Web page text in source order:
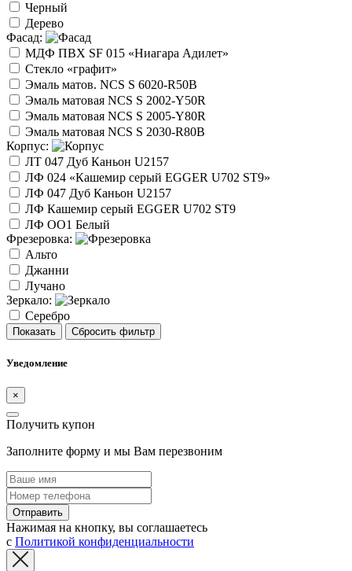
Черный
Дерево
Фасад:
МДФ ПВХ SF 015 «Ниагара Адилет»
Стекло «графит»
Эмаль матов. NCS S 6020-R50B
Эмаль матовая NCS S 2002-Y50R
Эмаль матовая NCS S 2005-Y80R
Эмаль матовая NCS S 2030-R80B
Корпус:
ЛТ 047 Дуб Каньон U2157
ЛФ 024 «Кашемир серый EGGER U702 ST9»
ЛФ 047 Дуб Каньон U2157
ЛФ Кашемир серый EGGER U702 ST9
ЛФ ОО1 Белый
Фрезеровка:
Альто
Джанни
Лучано
Зеркало:
Серебро
Показать Сбросить фильтр
Уведомление
×
Получить купон
Заполните форму и мы Вам перезвоним
Отправить
Нажимая на кнопку, вы соглашаетесь
с Политикой конфиденциальности